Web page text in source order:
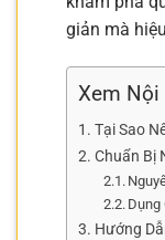
giản mà
Xem Nội
Tại Sao
Chuẩn Bị
Dụng
Hướng